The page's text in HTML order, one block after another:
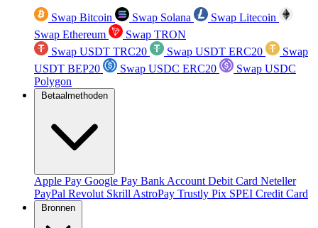
Swap Bitcoin Swap Solana
Swap Litecoin
Swap Ethereum
Swap TRON
Swap USDT TRC20
Swap USDT ERC20
Swap
USDT BEP20
Swap USDC ERC20
Swap USDC
Polygon
Betaalmethoden
Apple Pay Google Pay Bank Account Debit Card Neteller
PayPal Revolut Skrill AstroPay Trustly Pix SPEI Credit Card
Bronnen